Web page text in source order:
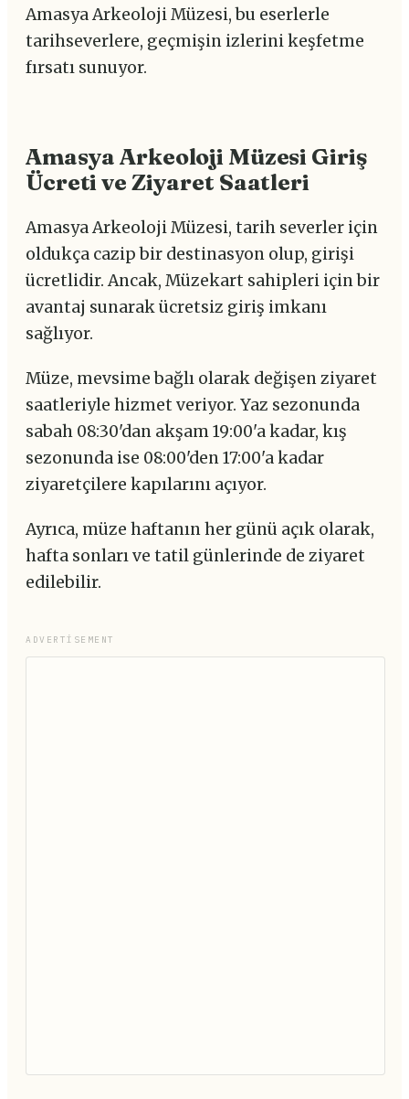
Amasya Arkeoloji Müzesi, bu eserlerle
tarihseverlere, geçmişin izlerini keşfetme
fırsatı sunuyor.
Amasya Arkeoloji Müzesi Giriş
Ücreti ve Ziyaret Saatleri
Amasya Arkeoloji Müzesi, tarih severler için
oldukça cazip bir destinasyon olup, girişi
ücretlidir. Ancak, Müzekart sahipleri için bir
avantaj sunarak ücretsiz giriş imkanı
sağlıyor.
Müze, mevsime bağlı olarak değişen ziyaret
saatleriyle hizmet veriyor. Yaz sezonunda
sabah 08:30'dan akşam 19:00'a kadar, kış
sezonunda ise 08:00'den 17:00'a kadar
ziyaretçilere kapılarını açıyor.
Ayrıca, müze haftanın her günü açık olarak,
hafta sonları ve tatil günlerinde de ziyaret
edilebilir.
ADVERTISEMENT